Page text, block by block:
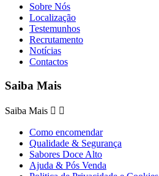
Sobre Nós
Localização
Testemunhos
Recrutamento
Notícias
Contactos
Saiba Mais
Saiba Mais  
Como encomendar
Qualidade & Segurança
Sabores Doce Alto
Ajuda & Pós Venda